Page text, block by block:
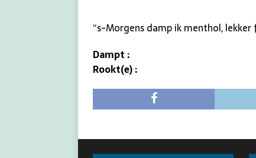
“s-Morgens damp ik menthol,
Dampt :
Rookt(e) :